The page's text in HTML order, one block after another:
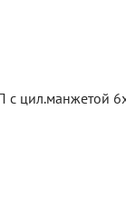
с цил.манжетой